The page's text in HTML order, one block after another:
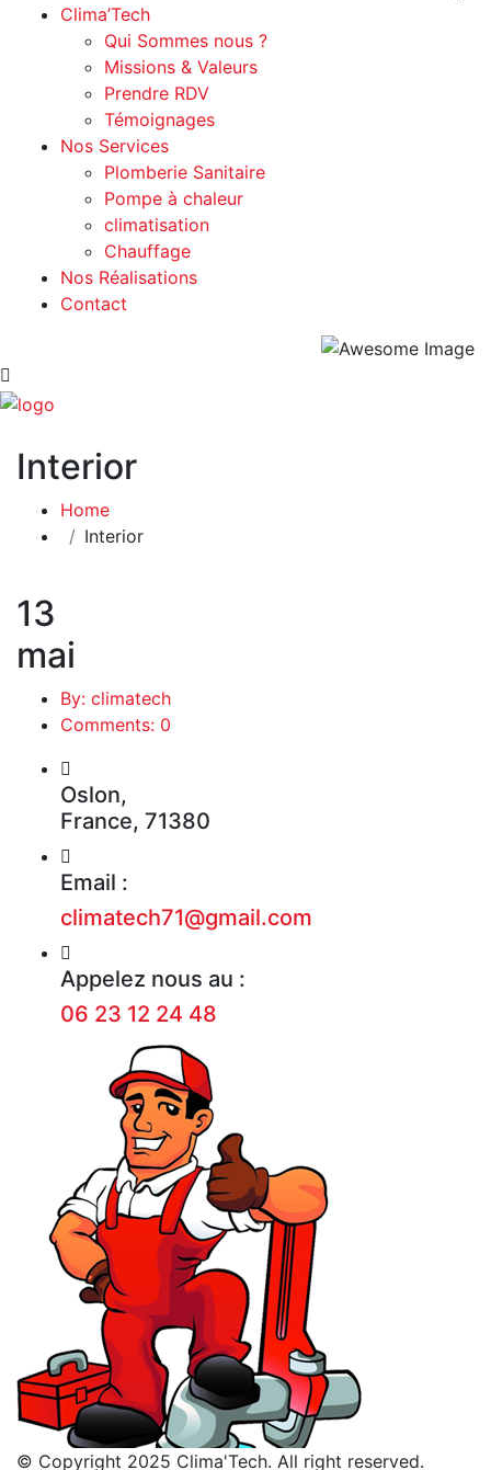
Clima’Tech
Qui Sommes nous ?
Missions & Valeurs
Prendre RDV
Témoignages
Nos Services
Plomberie Sanitaire
Pompe à chaleur
climatisation
Chauffage
Nos Réalisations
Contact
Interior
Home
Interior
13
mai
By: climatech
Comments: 0
Oslon,
France, 71380
Email :
climatech71@gmail.com
Appelez nous au :
06 23 12 24 48
© Copyright 2025 Clima'Tech. All right reserved.